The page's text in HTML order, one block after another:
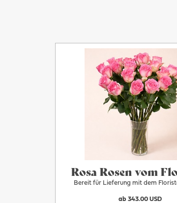
Morgen
Rosa Rosen vom
Bereit für Lieferung mit dem
ab 343.00 USD